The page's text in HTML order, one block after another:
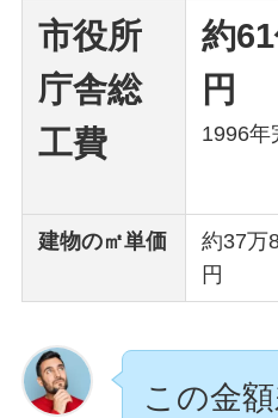
市役所
庁舎総
工費
約
円
1996年
建物の㎡単価
約37万
円
この金